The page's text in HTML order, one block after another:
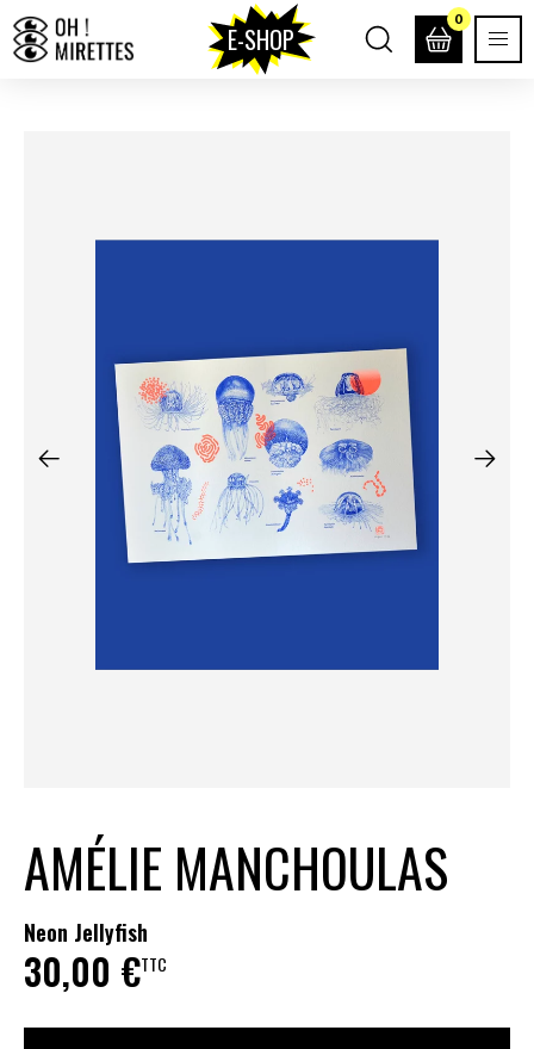
E-SHOP
0
AMÉLIE MANCHOULAS
Neon Jellyfish
30,00 €TTC